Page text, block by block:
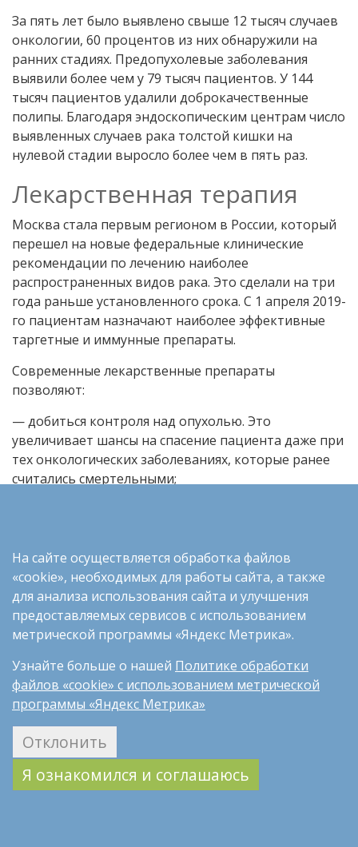
За пять лет было выявлено свыше 12 тысяч случаев
онкологии, 60 процентов из них обнаружили на
ранних стадиях. Предопухолевые заболевания
выявили более чем у 79 тысяч пациентов. У 144
тысяч пациентов удалили доброкачественные
полипы. Благодаря эндоскопическим центрам число
выявленных случаев рака толстой кишки на
нулевой стадии выросло более чем в пять раз.
Лекарственная терапия
Москва стала первым регионом в России, который
перешел на новые федеральные клинические
рекомендации по лечению наиболее
распространенных видов рака. Это сделали на три
года раньше установленного срока. С 1 апреля 2019-
го пациентам назначают наиболее эффективные
таргетные и иммунные препараты.
Современные лекарственные препараты
позволяют:
— добиться контроля над опухолью. Это
увеличивает шансы на спасение пациента даже при
тех онкологических заболеваниях, которые ранее
считались смертельными;
побочных эффектов;
— воздействовать на определенные механизмы
злокачественных клеток через иммунную систему,
повышая сопротивляемость раку и защищая
человека от различных заболеваний и инфекций;
— сделать процесс лечения более комфортным для
пациента, ведь препараты могут применяться в
условиях дневного стационара.
Московская программа современной
лекарственной терапии охватывает 10 видов рака
(молочной и предстательной желез, почки, прямой
кишки, легкого, меланомы, мочевого пузыря,
На сайте осуществляется обработка файлов
«cookie», необходимых для работы сайта, а также
для анализа использования сайта и улучшения
предоставляемых сервисов с использованием
метрической программы «Яндекс Метрика».
Узнайте больше о нашей Политике обработки
файлов «cookie» с использованием метрической
программы «Яндекс Метрика»
Отклонить
Я ознакомился и соглашаюсь